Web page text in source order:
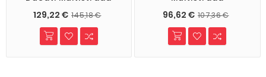
129,22 € 145,18 € 96,62 € 107,36 €